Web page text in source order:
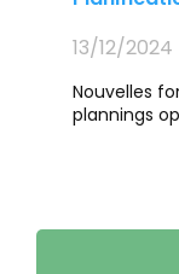
13/12/2024
Nouvelles
plannings